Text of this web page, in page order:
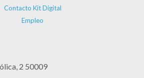
Contacto Kit Digital
Empleo
2 50009